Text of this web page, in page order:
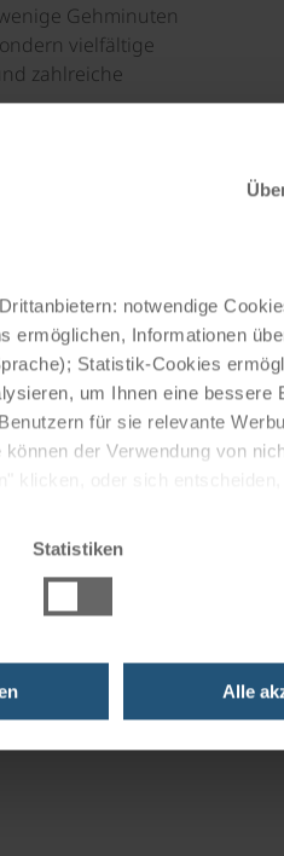
notwendige
ermöglichen, Informationen
Statistik-Cookies
um Ihnen eine bessere
für sie relevante
der Verwendung von
Statistiken
Alle
Gehminuten
vielfältige
zahlreiche
WLAN.
zudem zum
regionale
(6 x 10m),